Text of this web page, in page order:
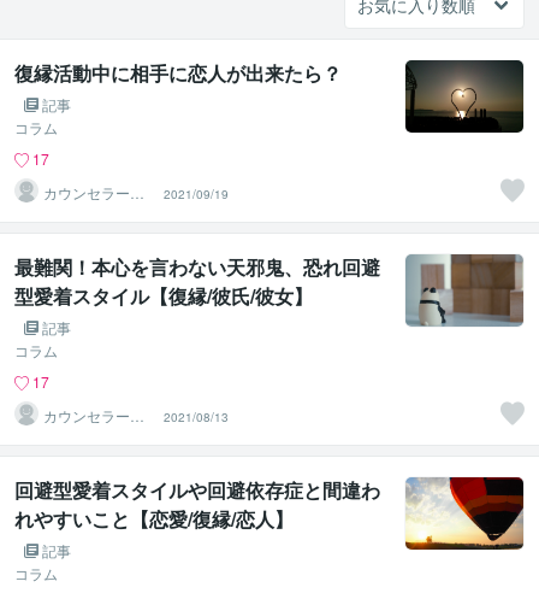
復縁活動中に相手に恋人が出来たら？
記事
コラム
17
カウンセラー佐
藤愛
2021/09/19
最難関！本心を言わない天邪鬼、恐れ回避
型愛着スタイル【復縁/彼氏/彼女】
記事
コラム
17
カウンセラー佐
藤愛
2021/08/13
回避型愛着スタイルや回避依存症と間違わ
れやすいこと【恋愛/復縁/恋人】
記事
コラム